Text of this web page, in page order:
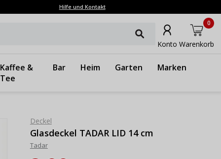
Hilfe und Kontakt
Konto Warenkorb
0
Kaffee &
Tee
Bar Heim Garten Marken
Deckel
Glasdeckel TADAR LID 14 cm
Tadar